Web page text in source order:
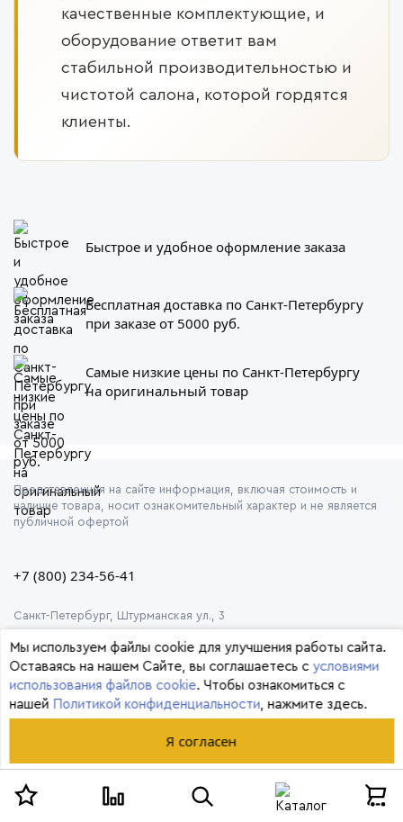
качественные комплектующие, и
оборудование ответит вам
стабильной производительностью и
чистотой салона, которой гордятся
клиенты.
Быстрое и удобное оформление заказа
Бесплатная доставка по Санкт-Петербургу
при заказе от 5000 руб.
Самые низкие цены по Санкт-Петербургу
на оригинальный товар
© 2026 Формула
Представленная на сайте информация, включая стоимость и
наличие товара, носит ознакомительный характер и не является
публичной офертой
+7 (800) 234-56-41
Санкт-Петербург, Штурманская ул., 3
Мы используем файлы cookie для улучшения работы сайта.
Оставаясь на нашем Сайте, вы соглашаетесь с условиями
использования файлов cookie. Чтобы ознакомиться с
нашей Политикой конфиденциальности, нажмите здесь.
Я согласен